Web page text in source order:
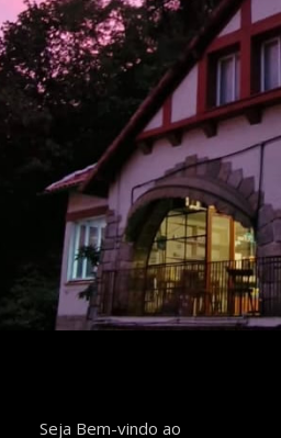
Seja Bem-vindo ao